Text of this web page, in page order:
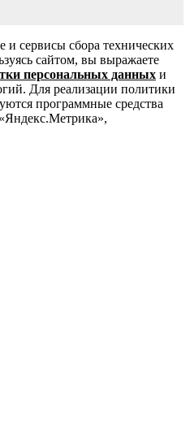
и сервисы сбора технических
сайтом, вы выражаете
персональных данных и
Для реализации политики
программные средства